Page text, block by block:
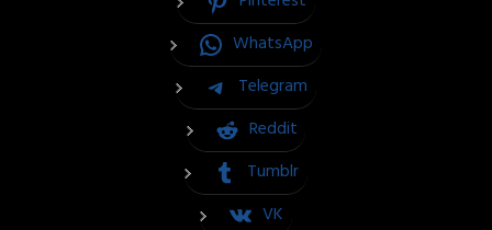
WhatsApp
Telegram
Reddit
Tumblr
VK